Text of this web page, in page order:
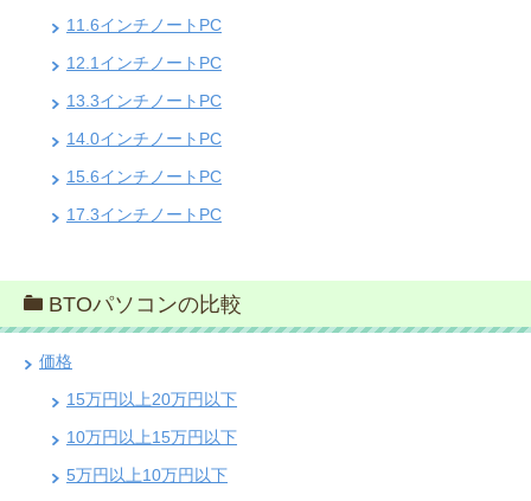
11.6インチノートPC
12.1インチノートPC
13.3インチノートPC
14.0インチノートPC
15.6インチノートPC
17.3インチノートPC
BTOパソコンの比較
価格
15万円以上20万円以下
10万円以上15万円以下
5万円以上10万円以下